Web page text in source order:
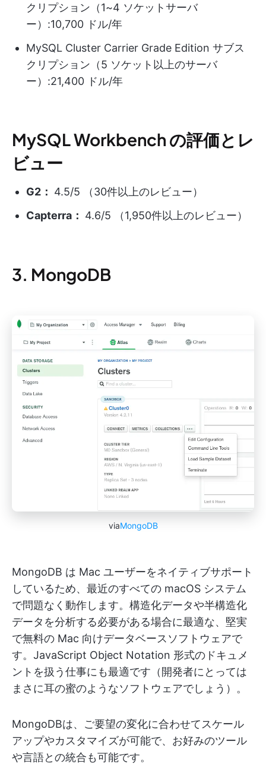
クリプション（1~4 ソケットサーバ
ー）:10,700 ドル/年
MySQL Cluster Carrier Grade Edition サブス
クリプション（5 ソケット以上のサーバ
ー）:21,400 ドル/年
MySQL Workbench の評価とレ
ビュー
G2： 4.5/5 （30件以上のレビュー）
Capterra： 4.6/5 （1,950件以上のレビュー）
3. MongoDB
viaMongoDB
MongoDB は Mac ユーザーをネイティブサポート
しているため、最近のすべての macOS システム
で問題なく動作します。構造化データや半構造化
データを分析する必要がある場合に最適な、堅実
で無料の Mac 向けデータベースソフトウェアで
す。JavaScript Object Notation 形式のドキュメ
ントを扱う仕事にも最適です（開発者にとっては
まさに耳の蜜のようなソフトウェアでしょう）。
MongoDBは、ご要望の変化に合わせてスケール
アップやカスタマイズが可能で、お好みのツール
や言語との統合も可能です。